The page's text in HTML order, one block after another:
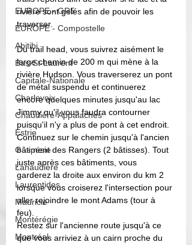
EUROPE - GR5
EUROPE - Compostelle
Abitibi
Bas-St-Laurent
Capitale-Nationale
Charlevoix
Chaudière-Appalaches
Estrie
Gaspésie
Lanaudière
Laurentides
Mauricie
Montérégie
Montréal
rivière sont gelés afin de pouvoir les
traverser.
Du trail head, vous suivrez aisément le
large chemin de 200 m qui mène à la
rivière Hudson. Vous traverserez un pont
de métal suspendu et continuerez
encore quelques minutes jusqu'au lac
Jimmy qu'il vous faudra contourner
puisqu'il n'y a plus de pont à cet endroit.
Continuez sur le chemin jusqu'à l'ancien
bâtiment des Rangers (2 bâtisses). Tout
juste après ces bâtiments, vous
garderez la droite aux environ du km 2
lorsque vous croiserez l'intersection pour
aller rejoindre le mont Adams (tour à
feu).
Restez sur l'ancienne route jusqu'à ce
que vous arriviez à un cairn proche du